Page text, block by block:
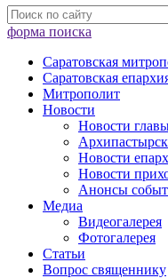
форма поиска
Саратовская
Саратовская
Митрополит
Новости
Новости
Новости
Новости
Анонсы
Медиа
Видеогалерея
Фотогалерея
Статьи
Вопрос священнику